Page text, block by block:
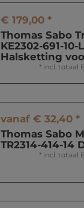
€ 179,00 *
Thomas Sabo
KE2302-691-10-
Halsketting
* incl. totaal
vanaf € 32,40 *
Thomas Sabo
TR2314-414-14
* incl. totaal